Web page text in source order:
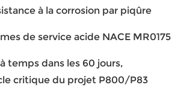
à la corrosion par piqûre
de service acide NACE MR0175
temps dans les 60 jours,
critique du projet P800/P83